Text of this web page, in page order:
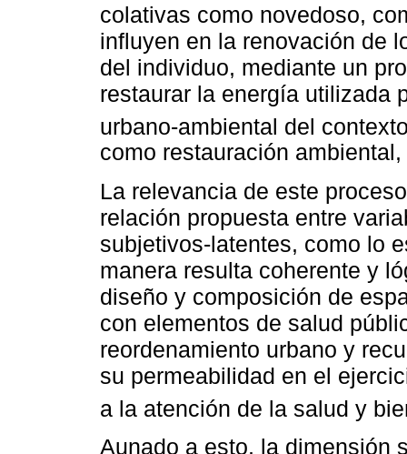
colativas como novedoso,
influyen en la renovación de
del individuo, mediante un
restaurar la energía utilizada
urbano-ambiental del
como restauración
La relevancia de este
relación propuesta entre
subjetivos-latentes, como lo
manera resulta coherente y
diseño y composición de
con elementos de salud
reordenamiento urbano y
su permeabilidad en el
a la atención de la salud y
Aunado a esto, la dimensión